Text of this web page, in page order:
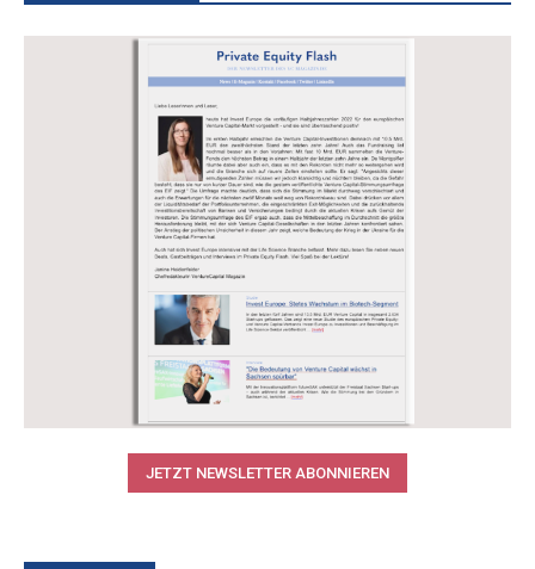
JETZT NEWSLETTER ABONNIEREN